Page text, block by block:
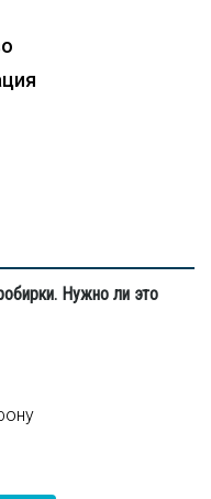
Нужно ли это